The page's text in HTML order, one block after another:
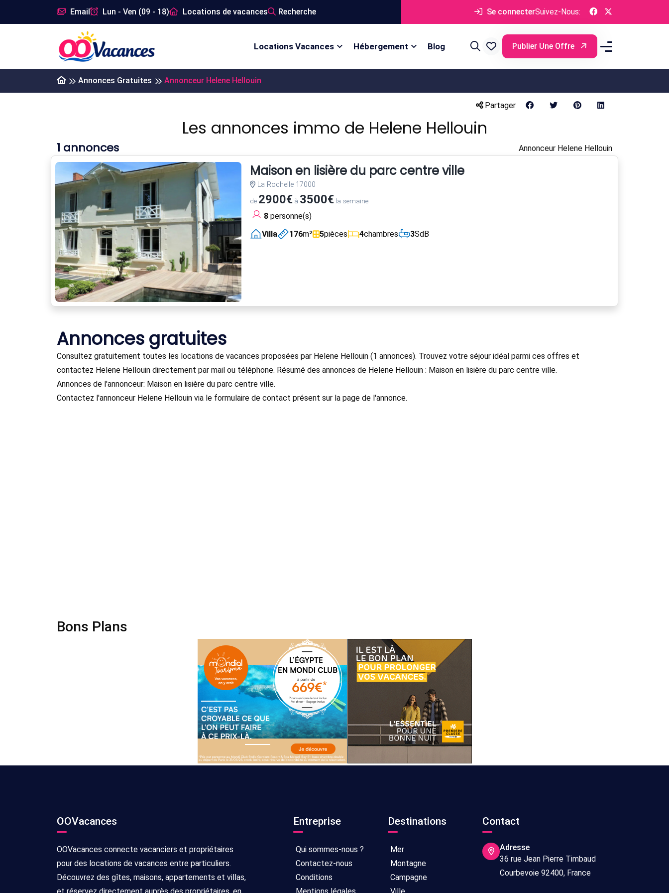
Email Lun - Ven (09 - 18) Locations de vacances Recherche Se connecterSuivez-Nous:
Locations Vacances Hébergement Blog Publier Une Offre
Annonces Gratuites Annonceur Helene Hellouin
Partager
Les annonces immo de Helene Hellouin
1 annonces Annonceur Helene Hellouin
Maison en lisière du parc centre ville
La Rochelle 17000
de 2900€ à 3500€ la semaine
8 personne(s)
Villa
176m² 5pièces 4chambres 3SdB
Annonces gratuites
Consultez gratuitement toutes les locations de vacances proposées par Helene Hellouin (1 annonces). Trouvez votre séjour idéal parmi ces offres et
contactez Helene Hellouin directement par mail ou téléphone. Résumé des annonces de Helene Hellouin : Maison en lisière du parc centre ville.
Annonces de l'annonceur: Maison en lisière du parc centre ville.
Contactez l'annonceur Helene Hellouin via le formulaire de contact présent sur la page de l'annonce.
Bons Plans
OOVacances
OOVacances connecte vacanciers et propriétaires
pour des locations de vacances entre particuliers.
Découvrez des gîtes, maisons, appartements et villas,
et réservez directement auprès des propriétaires, en
Entreprise
Qui sommes-nous ?
Contactez-nous
Conditions
Mentions légales
Destinations
Mer
Montagne
Campagne
Ville
Contact
Adresse
36 rue Jean Pierre Timbaud
Courbevoie 92400, France